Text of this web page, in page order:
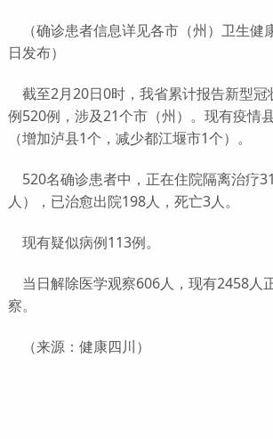
（确诊患者信息详见各市（州）卫生健
日发布）
截至2月20日0时，我省累计报告新型冠
例520例，涉及21个市（州）。现有疫情
（增加泸县1个，减少都江堰市1个）。
520名确诊患者中，正在住院隔离治疗
人），已治愈出院198人，死亡3人。
现有疑似病例113例。
当日解除医学观察606人，现有2458人
察。
（来源：健康四川）